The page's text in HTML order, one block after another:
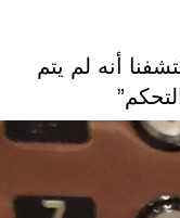
أنه لم يتم